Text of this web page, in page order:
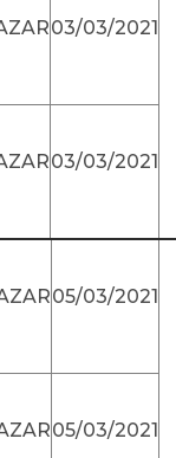
03/03/2021
03/03/2021
05/03/2021
05/03/2021